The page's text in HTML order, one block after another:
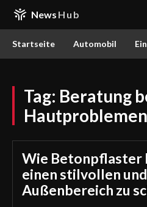
News Hub
Startseite Automobil
Tag: Beratung
Hautproblemen
Wie Betonpflaster
einen stilvollen
Außenbereich zu